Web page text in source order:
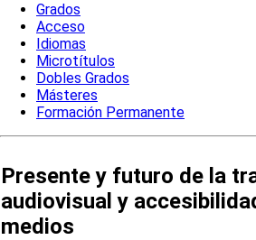
Grados
Acceso
Idiomas
Microtítulos
Dobles Grados
Másteres
Formación Permanente
Presente y futuro de la
audiovisual y
medios